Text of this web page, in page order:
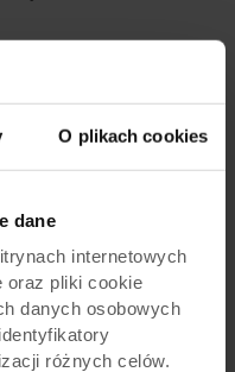
O plikach cookies
dane
internetowych
oraz pliki cookie
danych osobowych
różnych celów.
uprawy również z
zaznaczając co
otrzymujemy na
przy
W efekcie jedna
odnotowane i
„średnica i